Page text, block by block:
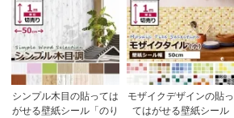
シンプル木目の貼っては
がせる壁紙シール「のり
モザイクデザインの貼っ
てはがせる壁紙シール